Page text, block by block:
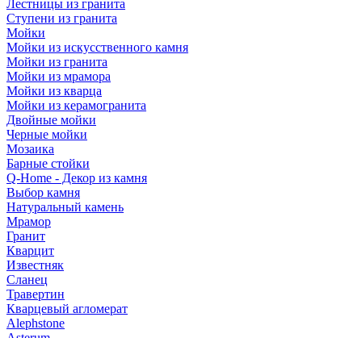
Лестницы из гранита
Ступени из гранита
Мойки
Мойки из искусственного камня
Мойки из гранита
Мойки из мрамора
Мойки из кварца
Мойки из керамогранита
Двойные мойки
Черные мойки
Мозаика
Барные стойки
Q-Home - Декор из камня
Выбор камня
Натуральный камень
Мрамор
Гранит
Кварцит
Известняк
Сланец
Травертин
Кварцевый агломерат
Alephstone